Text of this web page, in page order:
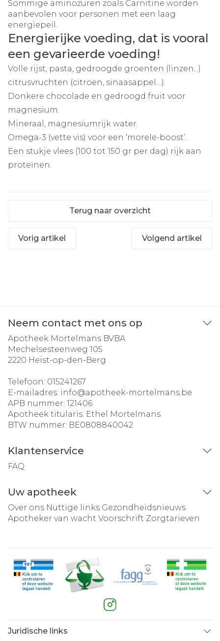
Sommige aminozuren zoals Carnitine worden
aanbevolen voor personen met een laag
energiepeil.
Energierijke voeding, dat is vooral
een gevarieerde voeding!
Volle rijst, pasta, gedroogde groenten (linzen...)
citrusvruchten (citroen, sinaasappel…).
Donkere chocolade en gedroogd fruit voor
magnesium.
Mineraal, magnesiumrijk water.
Omega-3 (vette vis) voor een ‘morele-boost’.
Een stukje vlees (100 tot 150 gr per dag) rijk aan
proteïnen.
Terug naar overzicht
Vorig artikel Volgend artikel
Neem contact met ons op
Apotheek Mortelmans BVBA
Mechelsesteenweg 105
2220 Heist-op-den-Berg
Telefoon: 015241267
E-mailadres: info@apotheek-mortelmans.be
APB nummer: 121406
Apotheek titularis: Ethel Mortelmans
BTW nummer: BE0808840042
Klantenservice
FAQ
Uw apotheek
Over ons Nuttige links Gezondheidsnieuws
Apotheker van wacht Voorschrift Zorgtarieven
Juridische links